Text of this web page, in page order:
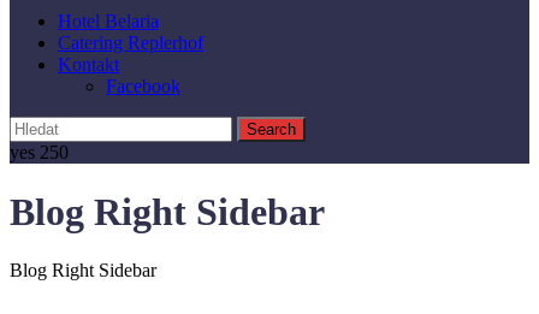
Hotel Belaria
Catering Replerhof
Kontakt
Facebook
yes 250
Blog Right Sidebar
Blog Right Sidebar